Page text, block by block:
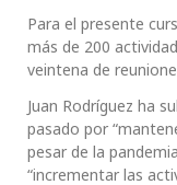
Para el presente
más de 200
veintena de
Juan Rodríguez ha
pasado por
pesar de la
“incrementar las